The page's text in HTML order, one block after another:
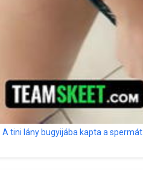
A tini lány bugyijába kapta a spermát